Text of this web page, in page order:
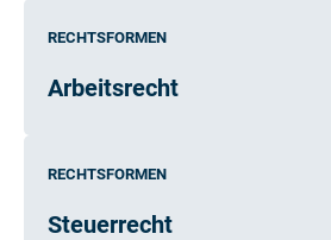
RECHTSFORMEN
Arbeitsrecht
RECHTSFORMEN
Steuerrecht